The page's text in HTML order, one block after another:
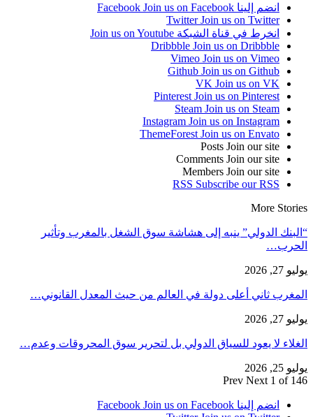
انضم إلينا Facebook Join us on Facebook
Twitter Join us on Twitter
انخرط في قناة الشبكة Join us on Youtube
Dribbble Join us on Dribbble
Vimeo Join us on Vimeo
Github Join us on Github
VK Join us on VK
Pinterest Join us on Pinterest
Steam Join us on Steam
Instagram Join us on Instagram
ThemeForest Join us on Envato
Posts Join our site
Comments Join our site
Members Join our site
RSS Subscribe our RSS
More Stories
“البنك الدولي” ينبه إلى هشاشة سوق الشغل بالمغرب وتأثير
الحرب…
يوليو 27, 2026
المغرب ثاني أعلى دولة في العالم من حيث المعدل القانوني…
يوليو 27, 2026
الغلاء لا يعود للسياق الدولي بل لتحرير سوق المحروقات وعدم…
يوليو 25, 2026
Prev Next 1 of 146
انضم إلينا Facebook Join us on Facebook